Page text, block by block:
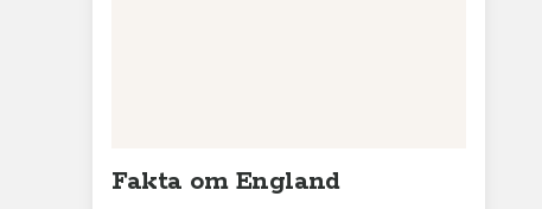
Fakta om England